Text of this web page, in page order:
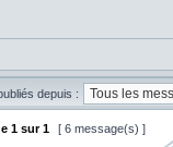
depuis :
1 sur1 [ 6 message(s) ]